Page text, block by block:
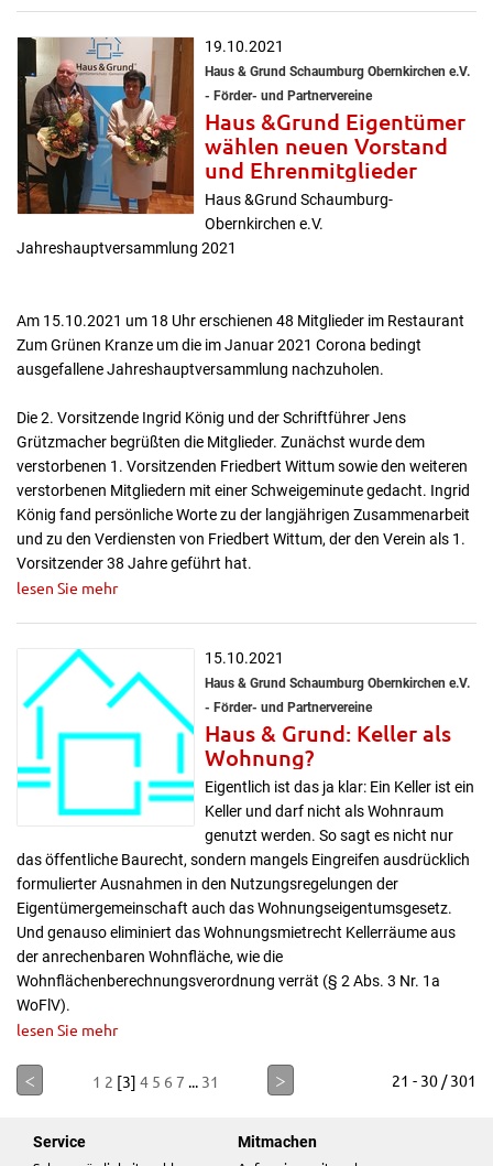
19.10.2021
Haus & Grund Schaumburg Obernkirchen e.V.
- Förder- und Partnervereine
Haus &Grund Eigentümer
wählen neuen Vorstand
und Ehrenmitglieder
Haus &Grund Schaumburg-
Obernkirchen e.V.
Jahreshauptversammlung 2021
Am 15.10.2021 um 18 Uhr erschienen 48 Mitglieder im Restaurant
Zum Grünen Kranze um die im Januar 2021 Corona bedingt
ausgefallene Jahreshauptversammlung nachzuholen.
Die 2. Vorsitzende Ingrid König und der Schriftführer Jens
Grützmacher begrüßten die Mitglieder. Zunächst wurde dem
verstorbenen 1. Vorsitzenden Friedbert Wittum sowie den weiteren
verstorbenen Mitgliedern mit einer Schweigeminute gedacht. Ingrid
König fand persönliche Worte zu der langjährigen Zusammenarbeit
und zu den Verdiensten von Friedbert Wittum, der den Verein als 1.
Vorsitzender 38 Jahre geführt hat.
lesen Sie mehr
15.10.2021
Haus & Grund Schaumburg Obernkirchen e.V.
- Förder- und Partnervereine
Haus & Grund: Keller als
Wohnung?
Eigentlich ist das ja klar: Ein Keller ist ein
Keller und darf nicht als Wohnraum
genutzt werden. So sagt es nicht nur
das öffentliche Baurecht, sondern mangels Eingreifen ausdrücklich
formulierter Ausnahmen in den Nutzungsregelungen der
Eigentümergemeinschaft auch das Wohnungseigentumsgesetz.
Und genauso eliminiert das Wohnungsmietrecht Kellerräume aus
der anrechenbaren Wohnfläche, wie die
Wohnflächenberechnungsverordnung verrät (§ 2 Abs. 3 Nr. 1a
WoFlV).
lesen Sie mehr
< 1 2 [3] 4 5 6 7 ... 31 > 21 - 30 / 301
Service
Mitmachen